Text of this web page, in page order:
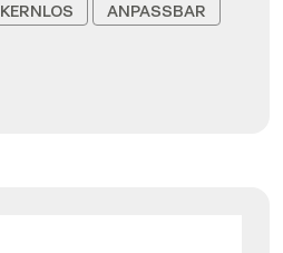
KERNLOS ANPASSBAR